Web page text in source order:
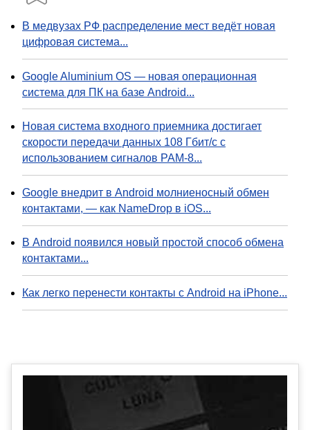
В медвузах РФ распределение мест ведёт новая
цифровая система...
Google Aluminium OS — новая операционная
система для ПК на базе Android...
Новая система входного приемника достигает
скорости передачи данных 108 Гбит/с с
использованием сигналов PAM-8...
Google внедрит в Android молниеносный обмен
контактами, — как NameDrop в iOS...
В Android появился новый простой способ обмена
контактами...
Как легко перенести контакты с Android на iPhone...